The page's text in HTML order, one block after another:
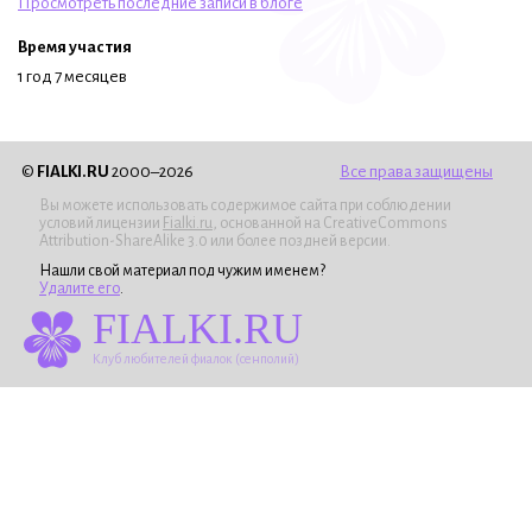
Время участия
1 год 7 месяцев
© FIALKI.RU 2000–2026 Все права защищены
Вы можете использовать содержимое сайта при соблюдении
условий лицензии Fialki.ru , основанной на CreativeCommons
Attribution-ShareAlike 3.0 или более поздней версии.
Нашли свой материал под чужим именем?
Удалите его
FIALKI.RU
Клуб любителей фиалок (сенполий)